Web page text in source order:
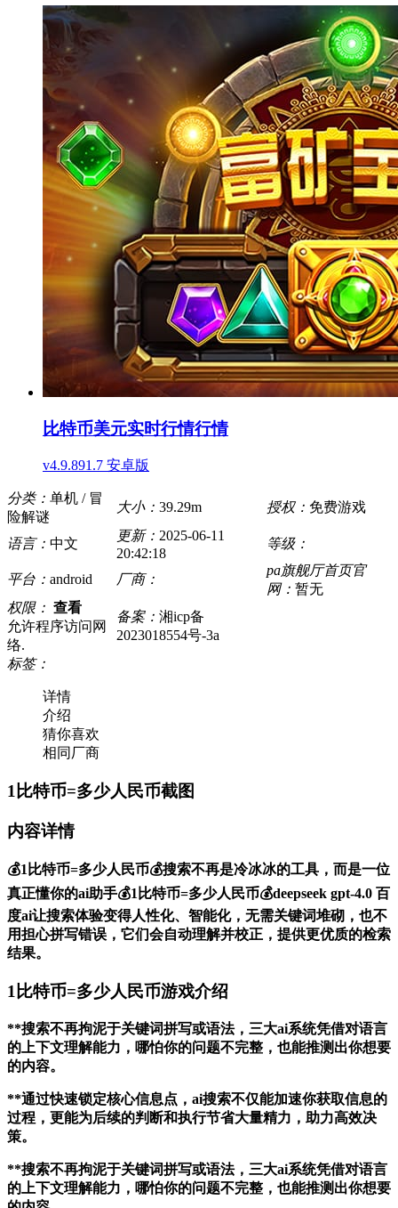
比特币美元实时行情行情
v4.9.891.7 安卓版
分类： 单机 / 冒
险解谜
大小： 39.29m 授权： 免费游戏
语言： 中文
更新： 2025-06-11
20:42:18
等级：
平台： android 厂商：
pa旗舰厅首页官
网： 暂无
权限： 查看
允许程序访问网
络.
备案： 湘icp备
2023018554号-3a
标签：
详情
介绍
猜你喜欢
相同厂商
1比特币=多少人民币截图
内容详情
💰1比特币=多少人民币💰搜索不再是冷冰冰的工具，而是一位
真正懂你的ai助手💰1比特币=多少人民币💰deepseek gpt-4.0 百
度ai让搜索体验变得人性化、智能化，无需关键词堆砌，也不
用担心拼写错误，它们会自动理解并校正，提供更优质的检索
结果。
1比特币=多少人民币游戏介绍
**搜索不再拘泥于关键词拼写或语法，三大ai系统凭借对语言
的上下文理解能力，哪怕你的问题不完整，也能推测出你想要
的内容。
**通过快速锁定核心信息点，ai搜索不仅能加速你获取信息的
过程，更能为后续的判断和执行节省大量精力，助力高效决
策。
**搜索不再拘泥于关键词拼写或语法，三大ai系统凭借对语言
的上下文理解能力，哪怕你的问题不完整，也能推测出你想要